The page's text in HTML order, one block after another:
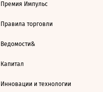
Премия Импульс
Правила торговли
Ведомости&
Капитал
Инновации и технологии